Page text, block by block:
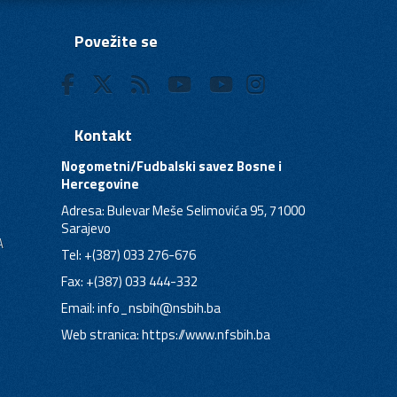
Povežite se
Kontakt
Nogometni/Fudbalski savez Bosne i
Hercegovine
Adresa: Bulevar Meše Selimovića 95, 71000
Sarajevo
Tel: +(387) 033 276-676
Fax: +(387) 033 444-332
Email:info_nsbih@nsbih.ba
Web stranica: https://www.nfsbih.ba